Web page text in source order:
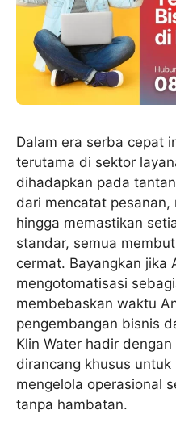
Dalam era serba cepat
terutama di sektor
dihadapkan pada
dari mencatat
hingga memastikan
standar, semua
cermat. Bayangkan jika
mengotomatisasi
membebaskan waktu
pengembangan bisnis
Klin Water hadir
dirancang khusus
mengelola operasional
tanpa hambatan.